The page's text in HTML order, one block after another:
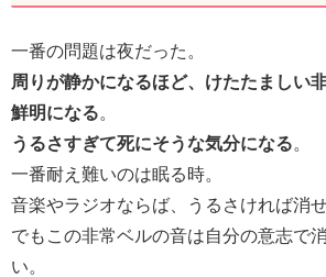
一番の問題は夜だった。
周りが静かになるほど、けたたましい
鮮明になる。
うるさすぎて死にそうな気分になる。
一番耐え難いのは眠る時。
音楽やラジオならば、うるさければ消せ
でもこの非常ベルの音は自分の意志で
い。